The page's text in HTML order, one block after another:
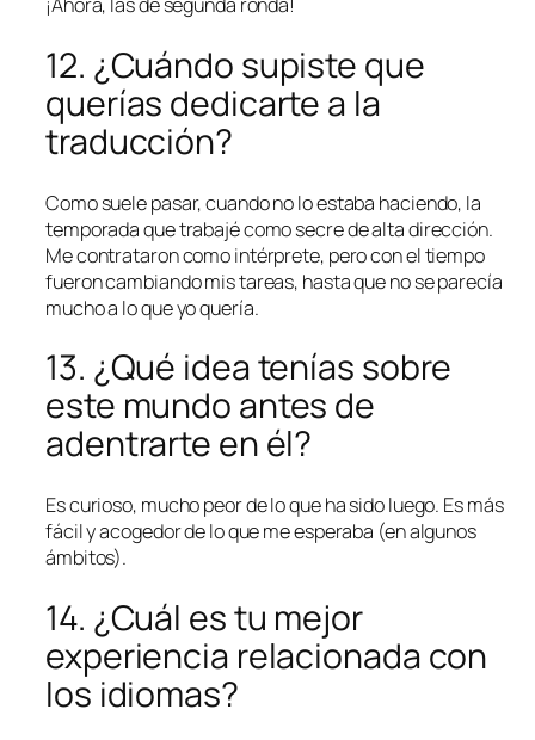
12. ¿Cuándo supiste que
querías dedicarte a la
traducción?
Como suele pasar, cuando no lo estaba haciendo, la
temporada que trabajé como secre de alta dirección.
Me contrataron como intérprete, pero con el tiempo
fueron cambiando mis tareas, hasta que no se parecía
mucho a lo que yo quería.
13. ¿Qué idea tenías sobre
este mundo antes de
adentrarte en él?
Es curioso, mucho peor de lo que ha sido luego. Es más
fácil y acogedor de lo que me esperaba (en algunos
ámbitos).
14. ¿Cuál es tu mejor
experiencia relacionada con
los idiomas?